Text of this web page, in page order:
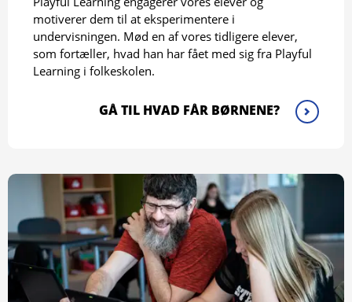
motiverer dem til at eksperimentere i
undervisningen. Mød en af vores tidligere elever,
som fortæller, hvad han har fået med sig fra Playful
Learning i folkeskolen.
GÅ TIL HVAD FÅR BØRNENE?